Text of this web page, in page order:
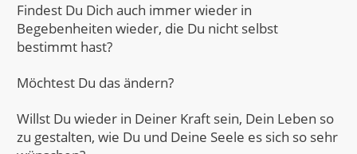
Findest Du Dich auch immer wieder in
Begebenheiten wieder, die Du nicht selbst
bestimmt hast?
Möchtest Du das ändern?
Willst Du wieder in Deiner Kraft sein, Dein Leben so
zu gestalten, wie Du und Deine Seele es sich so sehr